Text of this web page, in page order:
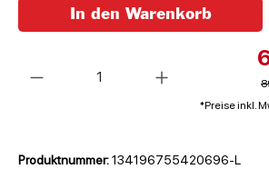
*Preise inkl.
In den Warenkorb
Produktnummer:134196755420696-L